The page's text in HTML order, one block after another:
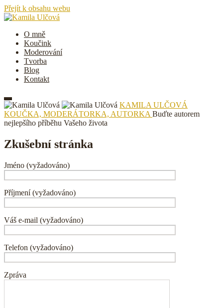
Přejít k obsahu webu
O mně
Koučink
Moderování
Tvorba
Blog
Kontakt
KAMILA ULČOVÁ
KOUČKA, MODERÁTORKA, AUTORKA Buďte autorem
nejlepšího příběhu Vašeho života
Zkušební stránka
Jméno (vyžadováno)
Příjmení (vyžadováno)
Váš e-mail (vyžadováno)
Telefon (vyžadováno)
Zpráva